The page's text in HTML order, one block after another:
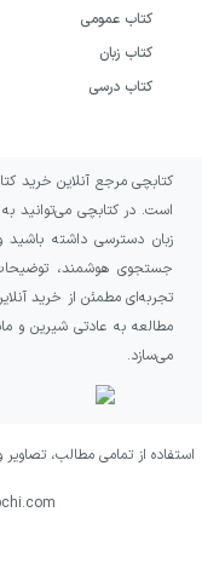
کتاب عمومی
کتاب زبان
کتاب درسی
کتابچی مرجع آنلاین خرید
است. در کتابچی می‌توانید
زبان دسترسی داشته باشید
جستجوی هوشمند،
تجربه‌ای مطمئن از خرید
مطالعه به عادتی شیرین و
می‌سازد.
استفاده از تمامی مطالب،